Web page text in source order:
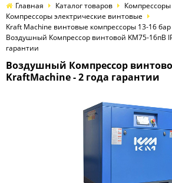
Главная Каталог товаров
Компрессоры
Компрессоры электрические винтовые
Kraft Machine винтовые компрессоры 13-16 бар
Воздушный Компрессор винтовой KM75-16пВ
гарантии
Воздушный Компрессор
KraftMachine - 2 года гарантии